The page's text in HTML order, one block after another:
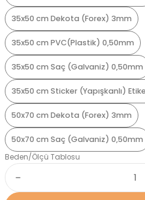
35x50 cm Dekota (Forex) 3mm
35x50 cm PVC(Plastik) 0,50mm
35x50 cm Saç (Galvaniz) 0,50mm
35x50 cm Sticker (Yapışkanlı)
50x70 cm Dekota (Forex) 3mm
50x70 cm Saç (Galvaniz) 0,50mm
Beden/Ölçü Tablosu